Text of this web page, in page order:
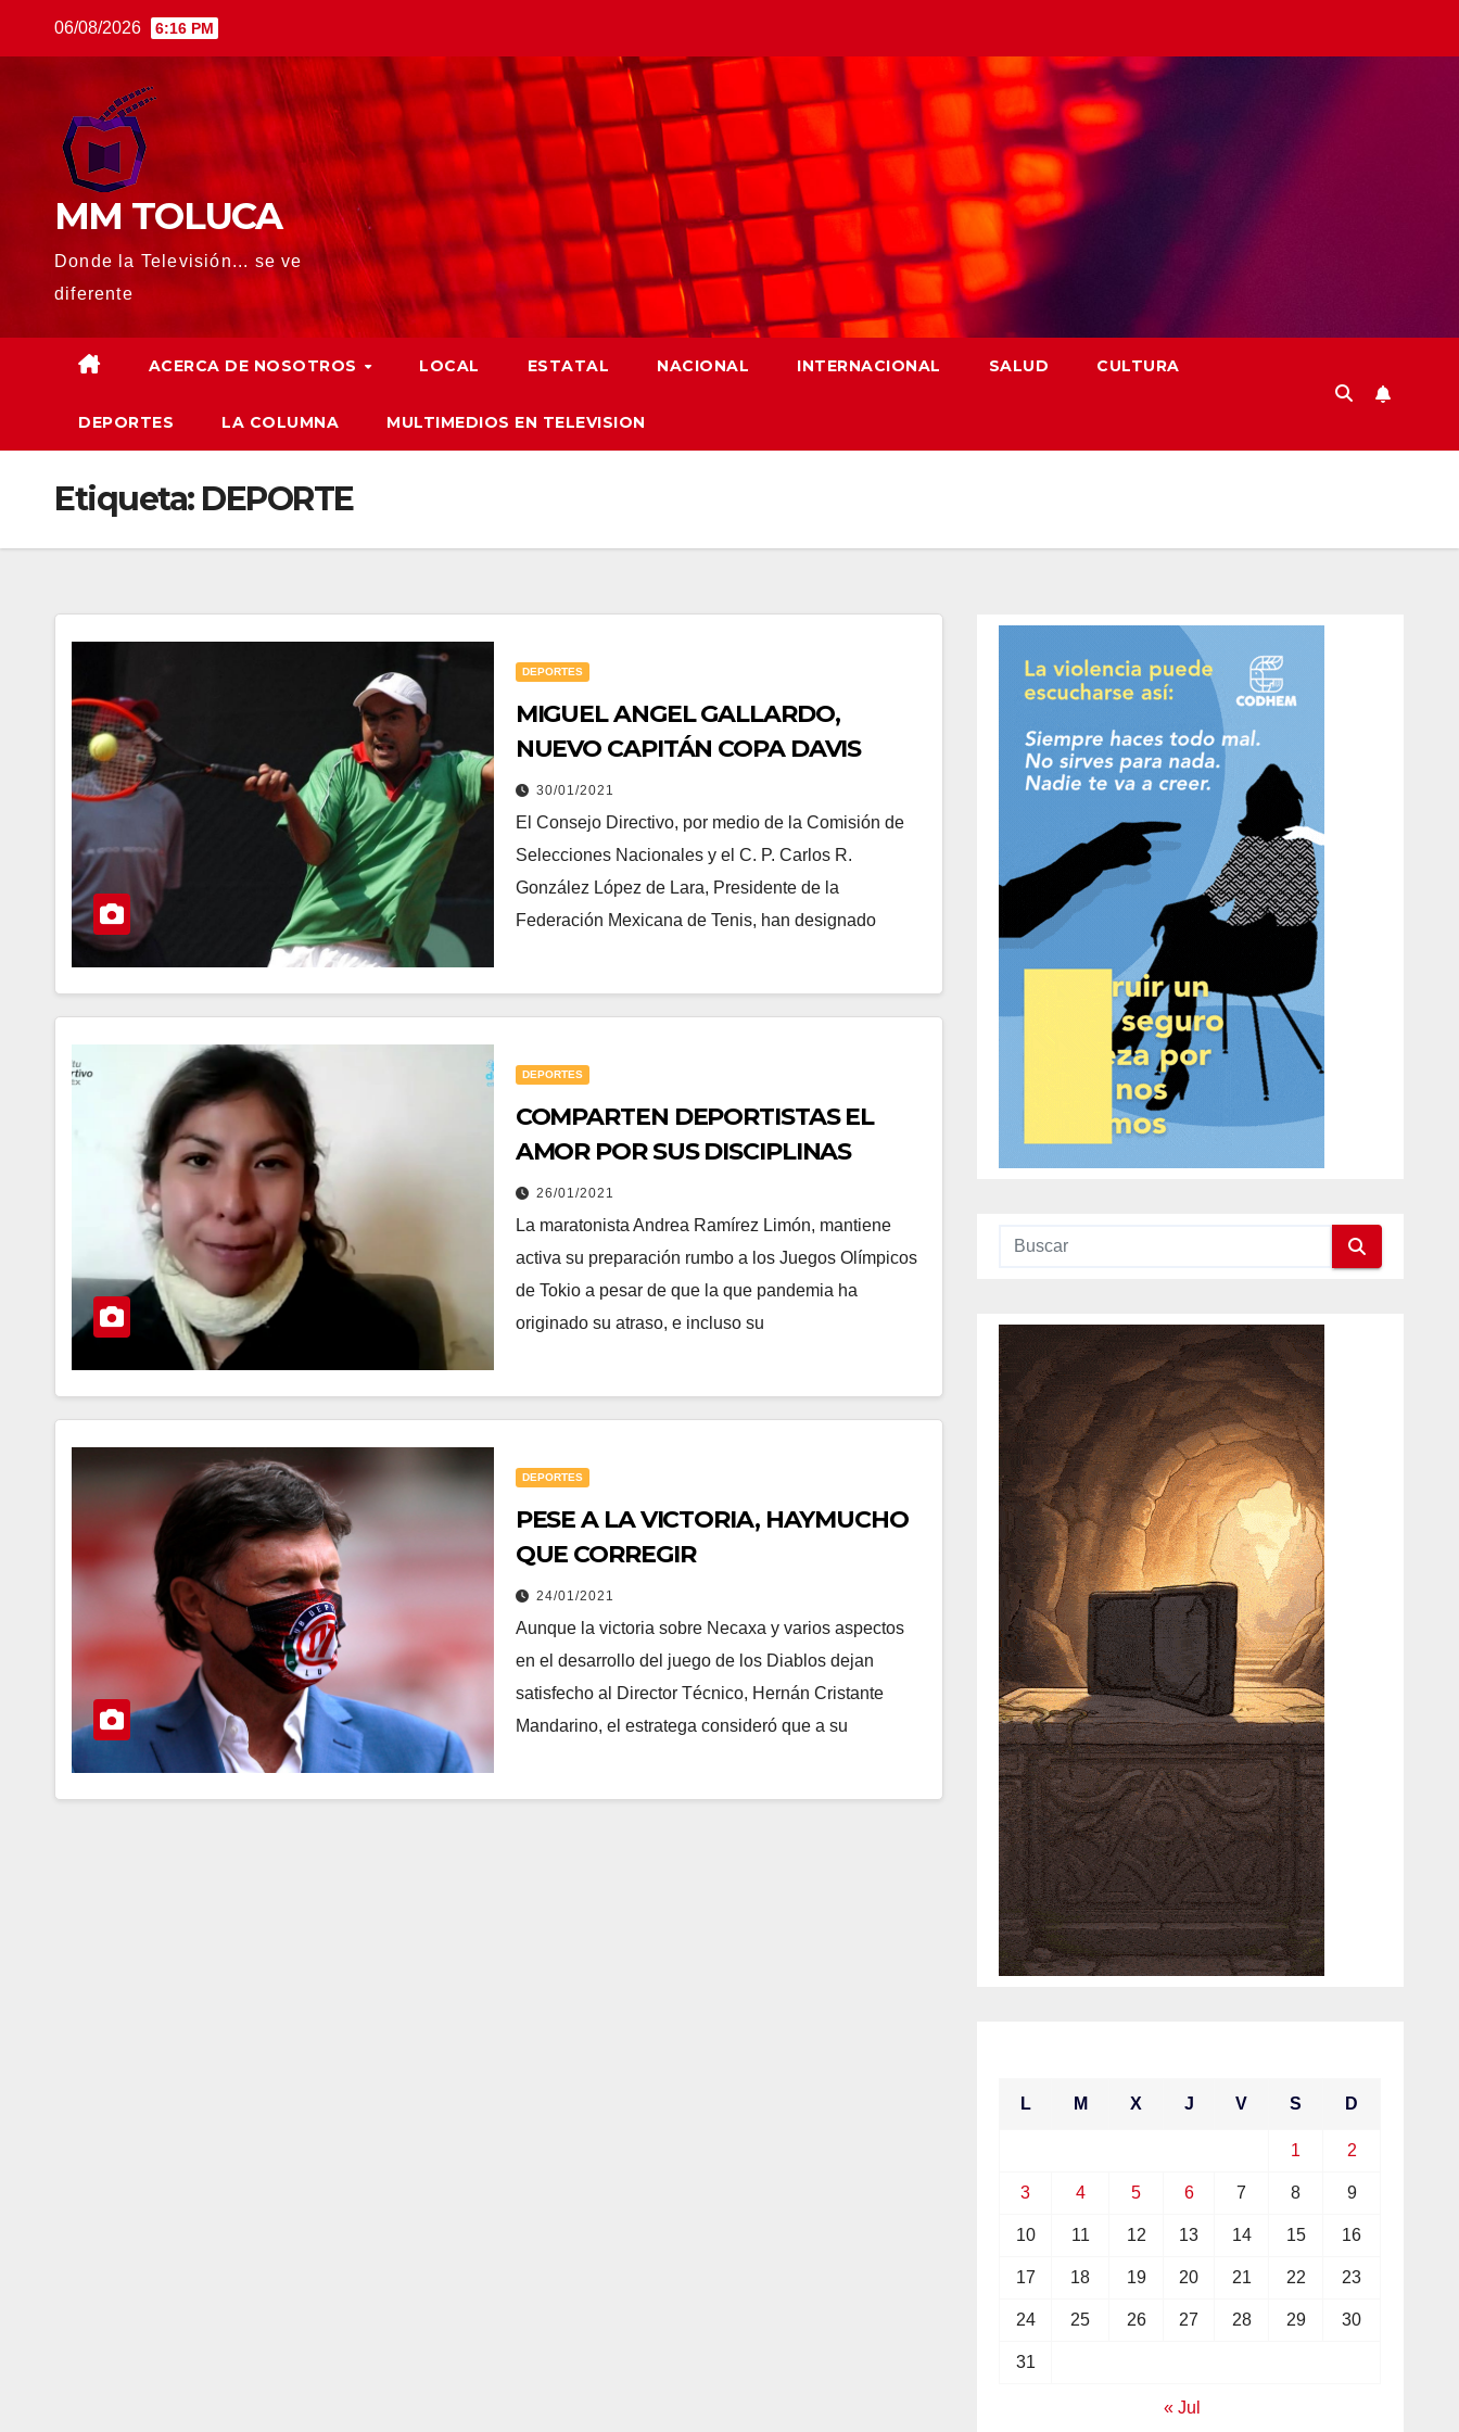
06/08/2026 6:16 PM
MM TOLUCA
Donde la Televisión... se ve
diferente
ACERCA DE NOSOTROS LOCAL ESTATAL NACIONAL INTERNACIONAL SALUD CULTURA
DEPORTES LA COLUMNA MULTIMEDIOS EN TELEVISION
Etiqueta: DEPORTE
DEPORTES
MIGUEL ANGEL GALLARDO,
NUEVO CAPITÁN COPA DAVIS
30/01/2021
El Consejo Directivo, por medio de la Comisión de
Selecciones Nacionales y el C. P. Carlos R.
González López de Lara, Presidente de la
Federación Mexicana de Tenis, han designado
DEPORTES
COMPARTEN DEPORTISTAS EL
AMOR POR SUS DISCIPLINAS
26/01/2021
La maratonista Andrea Ramírez Limón, mantiene
activa su preparación rumbo a los Juegos Olímpicos
de Tokio a pesar de que la que pandemia ha
originado su atraso, e incluso su
DEPORTES
PESE A LA VICTORIA, HAYMUCHO
QUE CORREGIR
24/01/2021
Aunque la victoria sobre Necaxa y varios aspectos
en el desarrollo del juego de los Diablos dejan
satisfecho al Director Técnico, Hernán Cristante
Mandarino, el estratega consideró que a su
L M X J V S D
1 2
3 4 5 6 7 8 9
10 11 12 13 14 15 16
17 18 19 20 21 22 23
24 25 26 27 28 29 30
31
« Jul